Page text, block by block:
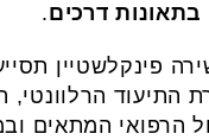
דרכים.
פינקלשטיין
התיעוד
הרפואי המתאים